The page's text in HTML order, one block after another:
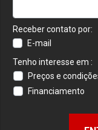
Receber contato por:
E-mail
Tenho interesse em :
Preços e
Financiamento